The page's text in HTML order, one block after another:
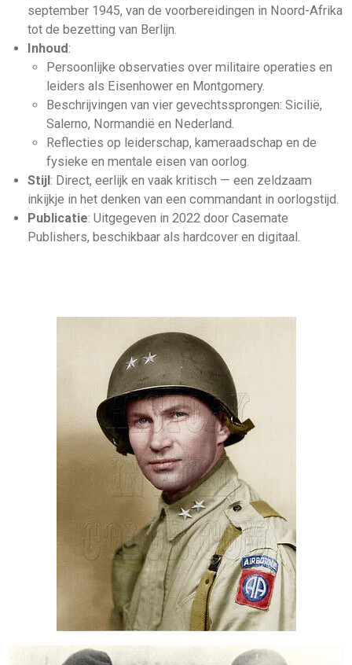
september 1945, van de voorbereidingen in Noord-Afrika
tot de bezetting van Berlijn.
Inhoud:
Persoonlijke observaties over militaire operaties en
leiders als Eisenhower en Montgomery.
Beschrijvingen van vier gevechtssprongen: Sicilië,
Salerno, Normandië en Nederland.
Reflecties op leiderschap, kameraadschap en de
fysieke en mentale eisen van oorlog.
Stijl: Direct, eerlijk en vaak kritisch — een zeldzaam
inkijkje in het denken van een commandant in oorlogstijd.
Publicatie: Uitgegeven in 2022 door Casemate
Publishers, beschikbaar als hardcover en digitaal.